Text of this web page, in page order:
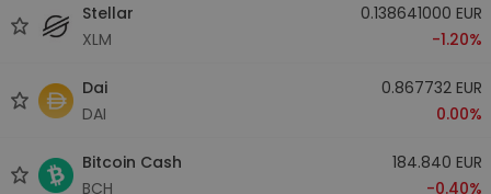
Stellar
XLM
0.138641000 EUR
-1.20%
Dai
DAI
0.867732 EUR
0.00%
Bitcoin Cash
BCH
184.840 EUR
-0.40%